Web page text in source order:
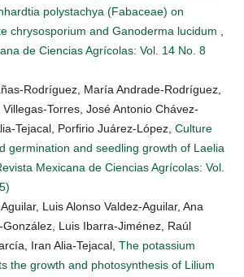
polystachya (Fabaceae) on
chrysosporium and Ganoderma lucidum ,
de Ciencias Agrícolas: Vol. 14 No. 8
Rodríguez, María Andrade-Rodríguez,
Torres, José Antonio Chávez-
Tejacal, Porfirio Juárez-López, Culture
germination and seedling growth of Laelia
Mexicana de Ciencias Agrícolas: Vol.
Luis Alonso Valdez-Aguilar, Ana
Luis Ibarra-Jiménez, Raúl
Iran Alia-Tejacal, The potassium
the growth and photosynthesis of Lilium